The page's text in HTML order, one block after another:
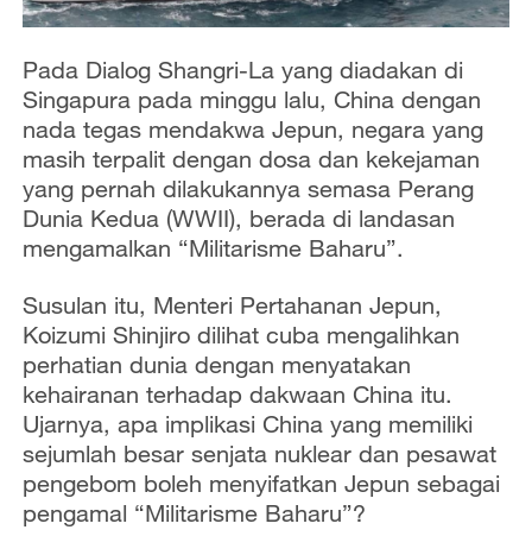
Pada Dialog Shangri-La yang diadakan di
Singapura pada minggu lalu, China dengan
nada tegas mendakwa Jepun, negara yang
masih terpalit dengan dosa dan kekejaman
yang pernah dilakukannya semasa Perang
Dunia Kedua (WWII), berada di landasan
mengamalkan “Militarisme Baharu”.
Susulan itu, Menteri Pertahanan Jepun,
Koizumi Shinjiro dilihat cuba mengalihkan
perhatian dunia dengan menyatakan
kehairanan terhadap dakwaan China itu.
Ujarnya, apa implikasi China yang memiliki
sejumlah besar senjata nuklear dan pesawat
pengebom boleh menyifatkan Jepun sebagai
pengamal “Militarisme Baharu”?